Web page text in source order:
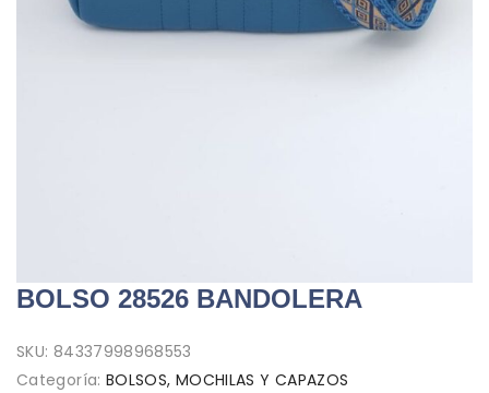
BOLSO 28526 BANDOLERA
SKU: 84337998968553
Categoría: BOLSOS, MOCHILAS Y CAPAZOS